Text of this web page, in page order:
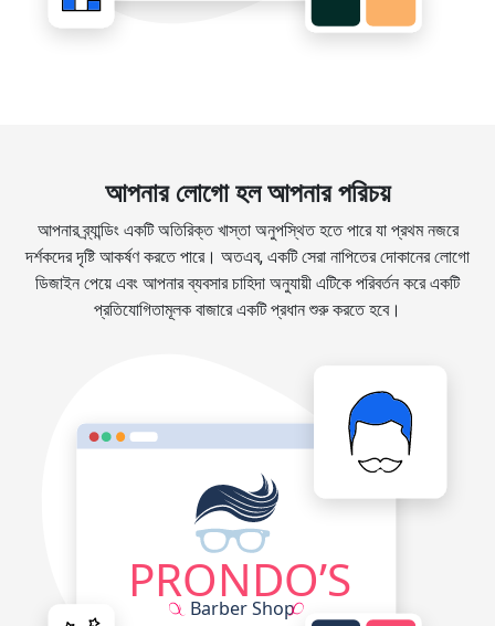
আপনার লোগো হল আপনার পরিচয়
আপনার ব্র্যান্ডিং একটি অতিরিক্ত খাস্তা অনুপস্থিত হতে পারে যা প্রথম নজরে
দর্শকদের দৃষ্টি আকর্ষণ করতে পারে। অতএব, একটি সেরা নাপিতের দোকানের লোগো
ডিজাইন পেয়ে এবং আপনার ব্যবসার চাহিদা অনুযায়ী এটিকে পরিবর্তন করে একটি
প্রতিযোগিতামূলক বাজারে একটি প্রধান শুরু করতে হবে।